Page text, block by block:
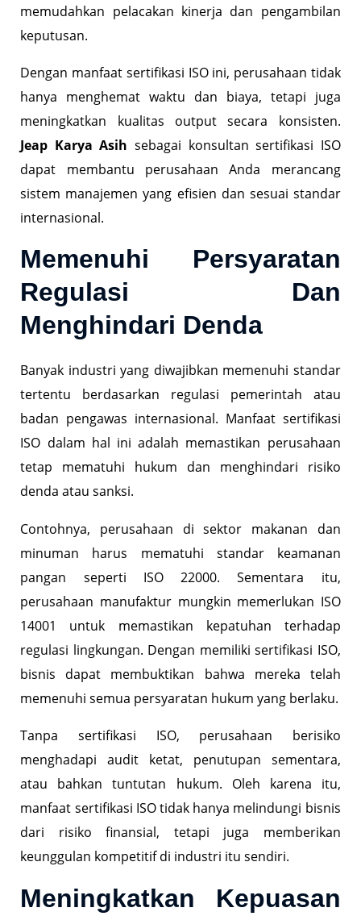
memudahkan pelacakan kinerja dan pengambilan
keputusan.
Dengan manfaat sertifikasi ISO ini, perusahaan tidak
hanya menghemat waktu dan biaya, tetapi juga
meningkatkan kualitas output secara konsisten.
Jeap Karya Asih sebagai konsultan sertifikasi ISO
dapat membantu perusahaan Anda merancang
sistem manajemen yang efisien dan sesuai standar
internasional.
Memenuhi Persyaratan
Regulasi Dan
Menghindari Denda
Banyak industri yang diwajibkan memenuhi standar
tertentu berdasarkan regulasi pemerintah atau
badan pengawas internasional. Manfaat sertifikasi
ISO dalam hal ini adalah memastikan perusahaan
tetap mematuhi hukum dan menghindari risiko
denda atau sanksi.
Contohnya, perusahaan di sektor makanan dan
minuman harus mematuhi standar keamanan
pangan seperti ISO 22000. Sementara itu,
perusahaan manufaktur mungkin memerlukan ISO
14001 untuk memastikan kepatuhan terhadap
regulasi lingkungan. Dengan memiliki sertifikasi ISO,
bisnis dapat membuktikan bahwa mereka telah
memenuhi semua persyaratan hukum yang berlaku.
Tanpa sertifikasi ISO, perusahaan berisiko
menghadapi audit ketat, penutupan sementara,
atau bahkan tuntutan hukum. Oleh karena itu,
manfaat sertifikasi ISO tidak hanya melindungi bisnis
dari risiko finansial, tetapi juga memberikan
keunggulan kompetitif di industri itu sendiri.
Meningkatkan Kepuasan